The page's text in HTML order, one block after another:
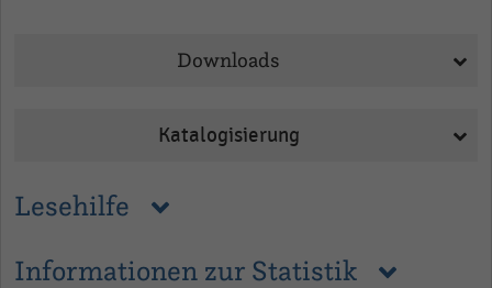
Lesehilfe
Informationen zur Statistik
Downloads
Katalogisierung